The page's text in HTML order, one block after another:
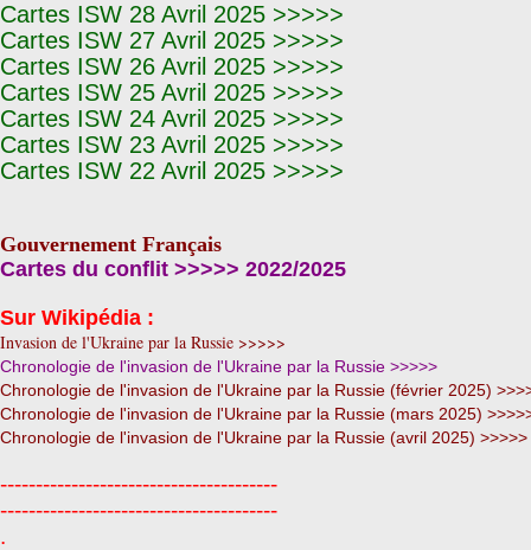
Cartes ISW 28 Avril 2025 >>>>>
Cartes ISW 27 Avril 2025 >>>>>
Cartes ISW 26 Avril 2025 >>>>>
Cartes ISW 25 Avril 2025 >>>>>
Cartes ISW 24 Avril 2025 >>>>>
Cartes ISW 23 Avril 2025 >>>>>
Cartes ISW 22 Avril 2025 >>>>>
Gouvernement Français
Cartes du conflit >>>>> 2022/2025
Sur Wikipédia :
Invasion de l'Ukraine par la Russie >>>>>
Chronologie de l'invasion de l'Ukraine par la Russie >>>>>
Chronologie de l'invasion de l'Ukraine par la Russie (février 2025)
Chronologie de l'invasion de l'Ukraine par la Russie (mars 2025)
Chronologie de l'invasion de l'Ukraine par la Russie (avril 2025) >>>>>
---------------------------------------
---------------------------------------
.